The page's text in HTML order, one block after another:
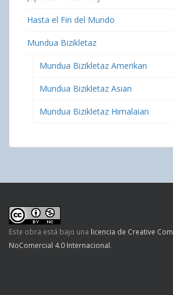
Hasta el Fin del Mundo
Mundua Bizikletaz
Mundua Bizikletaz Amerikan
Mundua Bizikletaz Asian
Mundua Bizikletaz Himalaian
Este obra está bajo una licencia de Creative
NoComercial 4.0 Internacional.